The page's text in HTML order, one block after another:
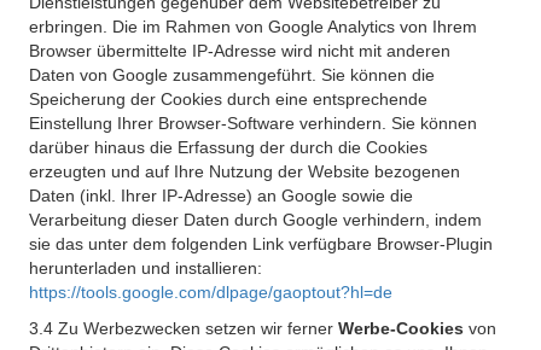
erbringen. Die im Rahmen von Google Analytics von Ihrem
Browser übermittelte IP-Adresse wird nicht mit anderen
Daten von Google zusammengeführt. Sie können die
Speicherung der Cookies durch eine entsprechende
Einstellung Ihrer Browser-Software verhindern. Sie können
darüber hinaus die Erfassung der durch die Cookies
erzeugten und auf Ihre Nutzung der Website bezogenen
Daten (inkl. Ihrer IP-Adresse) an Google sowie die
Verarbeitung dieser Daten durch Google verhindern, indem
sie das unter dem folgenden Link verfügbare Browser-Plugin
herunterladen und installieren:
https://tools.google.com/dlpage/gaoptout?hl=de
3.4 Zu Werbezwecken setzen wir ferner Werbe-Cookies von